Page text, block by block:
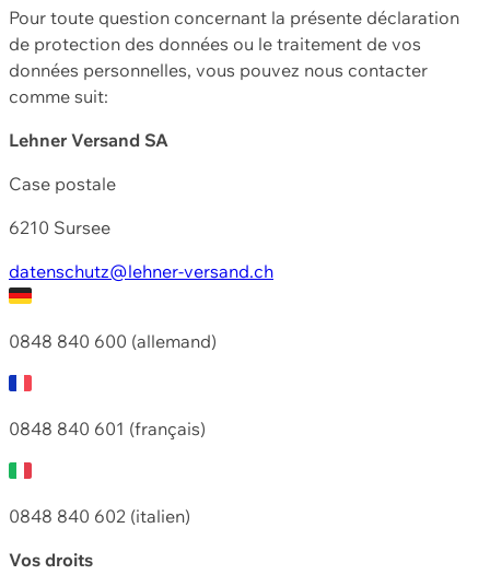
Pour toute question concernant la présente déclaration
de protection des données ou le traitement de vos
données personnelles, vous pouvez nous contacter
comme suit:
Lehner Versand SA
Case postale
6210 Sursee
datenschutz@lehner-versand.ch
0848 840 600 (allemand)
0848 840 601 (français)
0848 840 602 (italien)
Vos droits